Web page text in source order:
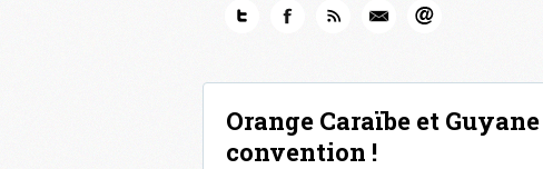
Orange Caraïbe et
convention !